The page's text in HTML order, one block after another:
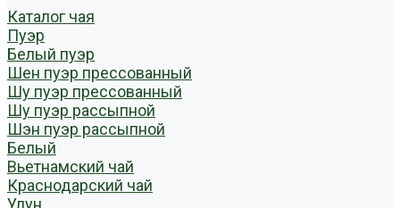
Каталог чая
Пуэр
Белый пуэр
Шен пуэр прессованный
Шу пуэр прессованный
Шу пуэр рассыпной
Шэн пуэр рассыпной
Белый
Вьетнамский чай
Краснодарский чай
Улун